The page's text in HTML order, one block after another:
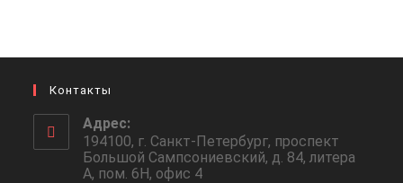
Контакты
Адрес:
194100, г. Санкт-Петербург, проспект
Большой Сампсониевский, д. 84, литера
А, пом. 6Н, офис 4